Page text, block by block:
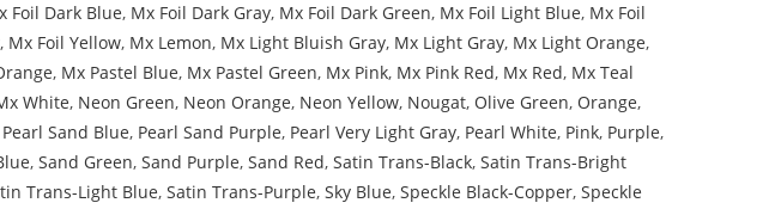
Foil Dark Blue, Mx Foil Dark Gray, Mx Foil Dark Green, Mx Foil Light Blue, Mx Foil
, Mx Foil Yellow, Mx Lemon, Mx Light Bluish Gray, Mx Light Gray, Mx Light Orange,
, Mx Pastel Blue, Mx Pastel Green, Mx Pink, Mx Pink Red, Mx Red, Mx Teal
White, Neon Green, Neon Orange, Neon Yellow, Nougat, Olive Green, Orange,
Pearl Sand Blue, Pearl Sand Purple, Pearl Very Light Gray, Pearl White, Pink, Purple,
, Sand Green, Sand Purple, Sand Red, Satin Trans-Black, Satin Trans-Bright
Trans-Light Blue, Satin Trans-Purple, Sky Blue, Speckle Black-Copper, Speckle